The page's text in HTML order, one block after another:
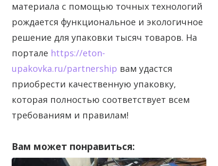
материала с помощью точных технологий
рождается функциональное и экологичное
решение для упаковки тысяч товаров. На
портале https://eton-
upakovka.ru/partnership вам удастся
приобрести качественную упаковку,
которая полностью соответствует всем
требованиям и правилам!
Вам может понравиться: